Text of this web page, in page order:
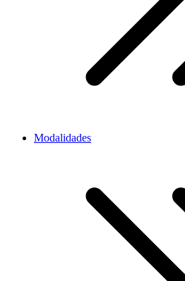
Modalidades